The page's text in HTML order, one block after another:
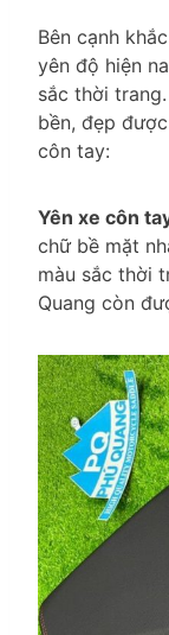
Bên cạnh
yên độ hiện
sắc thời
bền, đẹp
côn tay:
Yên xe côn
chữ bề mặt
màu sắc thời
Quang còn